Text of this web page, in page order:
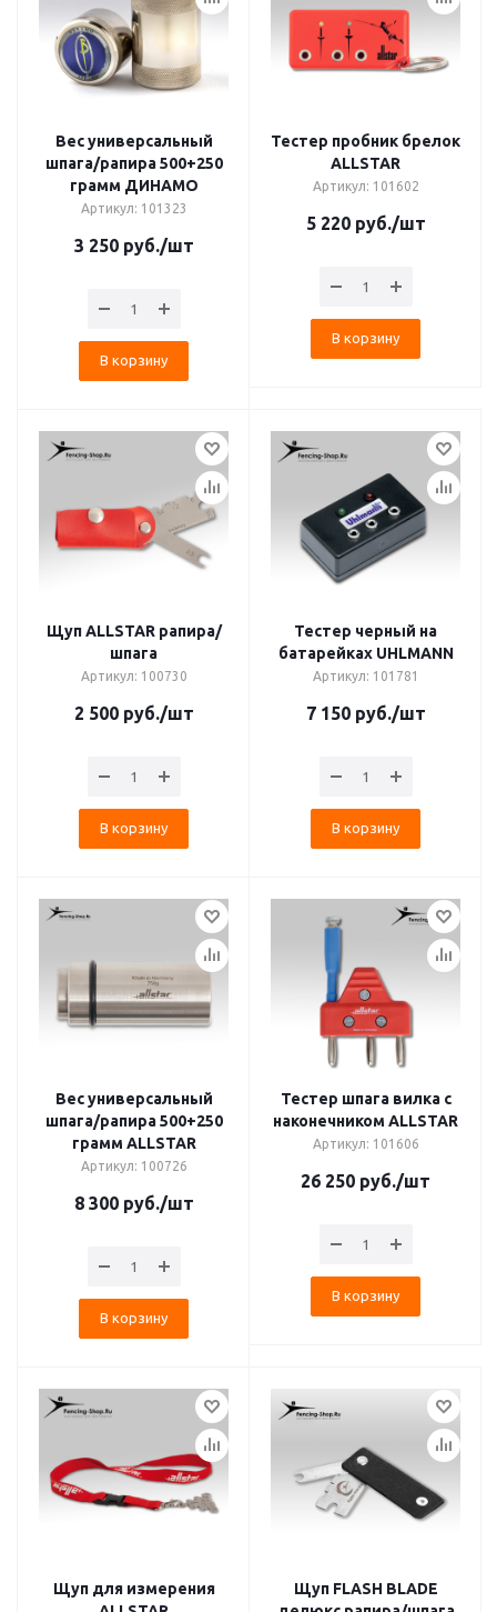
Вес универсальный
шпага/рапира 500+250
грамм ДИНАМО
Артикул: 101323
3 250руб./шт
В корзину
Тестер пробник брелок
ALLSTAR
Артикул: 101602
5 220руб./шт
В корзину
Щуп ALLSTAR рапира/
шпага
Артикул: 100730
2 500руб./шт
В корзину
Тестер черный на
батарейках UHLMANN
Артикул: 101781
7 150руб./шт
В корзину
Вес универсальный
шпага/рапира 500+250
грамм ALLSTAR
Артикул: 100726
8 300руб./шт
В корзину
Тестер шпага вилка с
наконечником ALLSTAR
Артикул: 101606
26 250 руб./шт
В корзину
Щуп для измерения
Щуп FLASH BLADE